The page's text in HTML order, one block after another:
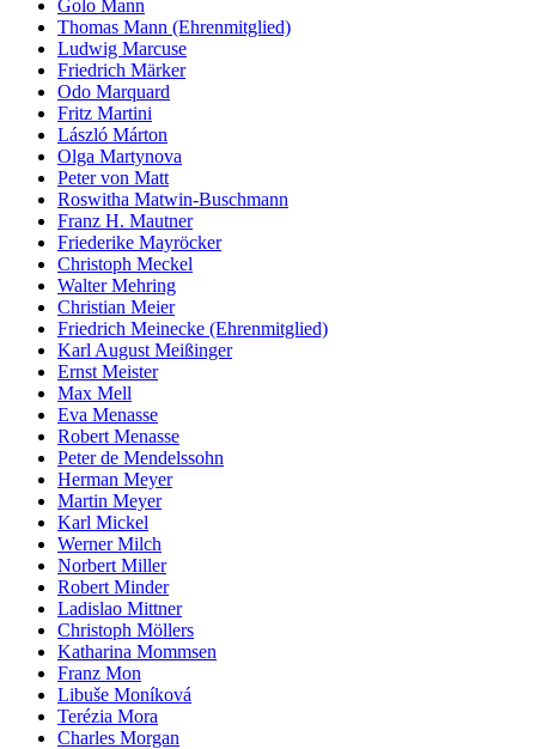
Golo Mann
Thomas Mann (Ehrenmitglied)
Ludwig Marcuse
Friedrich Märker
Odo Marquard
Fritz Martini
László Márton
Olga Martynova
Peter von Matt
Roswitha Matwin-Buschmann
Franz H. Mautner
Friederike Mayröcker
Christoph Meckel
Walter Mehring
Christian Meier
Friedrich Meinecke (Ehrenmitglied)
Karl August Meißinger
Ernst Meister
Max Mell
Eva Menasse
Robert Menasse
Peter de Mendelssohn
Herman Meyer
Martin Meyer
Karl Mickel
Werner Milch
Norbert Miller
Robert Minder
Ladislao Mittner
Christoph Möllers
Katharina Mommsen
Franz Mon
Libuše Moníková
Terézia Mora
Charles Morgan